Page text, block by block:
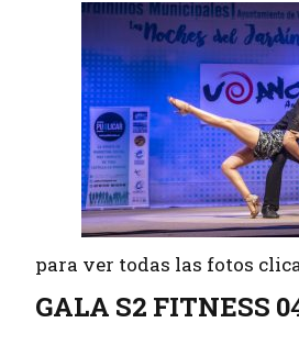
para ver todas las fotos
GALA S2 FITNESS